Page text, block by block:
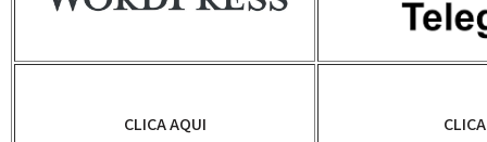
CLICA AQUI